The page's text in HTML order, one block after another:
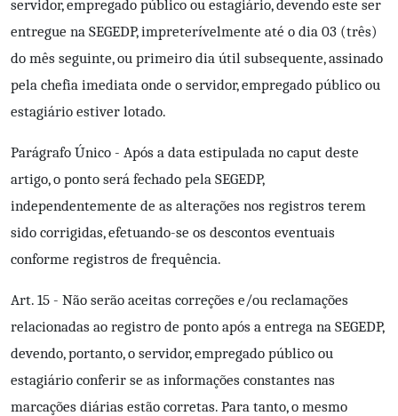
servidor, empregado público ou estagiário, devendo este ser
entregue na SEGEDP, impreterívelmente até o dia 03 (três)
do mês seguinte, ou primeiro dia útil subsequente, assinado
pela chefia imediata onde o servidor, empregado público ou
estagiário estiver lotado.
Parágrafo Único - Após a data estipulada no caput deste
artigo, o ponto será fechado pela SEGEDP,
independentemente de as alterações nos registros terem
sido corrigidas, efetuando-se os descontos eventuais
conforme registros de frequência.
Art. 15 - Não serão aceitas correções e/ou reclamações
relacionadas ao registro de ponto após a entrega na SEGEDP,
devendo, portanto, o servidor, empregado público ou
estagiário conferir se as informações constantes nas
marcações diárias estão corretas. Para tanto, o mesmo